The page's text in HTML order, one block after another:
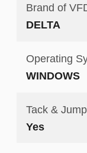
Brand of
DELTA
Operating
WINDOWS
Tack &
Yes